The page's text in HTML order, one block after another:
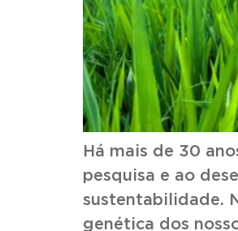
Há mais de 30
pesquisa e ao
sustentabilidade.
genética dos